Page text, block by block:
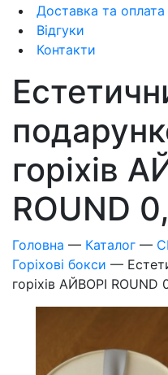
Доставка та оплата
Відгуки
Контакти
горіхів
ROUND
Головна — Каталог —
Горіхові бокси —
горіхів АЙВОРІ ROUND